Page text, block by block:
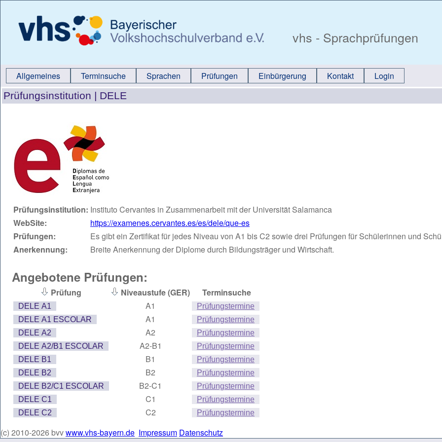
vhs - Sprachprüfungen
Allgemeines Terminsuche Sprachen Prüfungen Einbürgerung Kontakt Login
Prüfungsinstitution | DELE
Prüfungsinstitution: Instituto Cervantes in Zusammenarbeit mit der Universität Salamanca
WebSite:
https://examenes.cervantes.es/es/dele/que-es
Prüfungen:
Es gibt ein Zertifikat für jedes Niveau von A1 bis C2 sowie drei Prüfungen für Schülerinnen und
Anerkennung:
Breite Anerkennung der Diplome durch Bildungsträger und Wirtschaft.
Angebotene Prüfungen:
Prüfung Niveaustufe (GER) Terminsuche
DELE A1 A1
Prüfungstermine
DELE A1 ESCOLAR
A1
Prüfungstermine
DELE A2
A2
Prüfungstermine
DELE A2/B1 ESCOLAR
A2-B1
Prüfungstermine
DELE B1
B1
Prüfungstermine
DELE B2
B2
Prüfungstermine
DELE B2/C1 ESCOLAR
B2-C1
Prüfungstermine
DELE C1
C1
Prüfungstermine
DELE C2
C2 Prüfungstermine
(c) 2010-2026 bvvwww.vhs-bayern.de Impressum Datenschutz